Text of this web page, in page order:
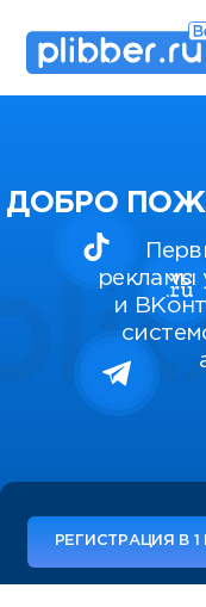
ДОБРО
рекламы
и
РЕГИСТРАЦИЯ В 1